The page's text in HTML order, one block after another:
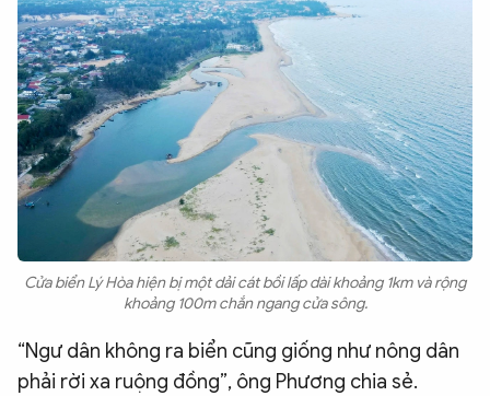
Cửa biển Lý Hòa hiện bị một dải cát bồi lấp dài khoảng 1km và rộng
khoảng 100m chắn ngang cửa sông.
“Ngư dân không ra biển cũng giống như nông dân
phải rời xa ruộng đồng”, ông Phương chia sẻ.